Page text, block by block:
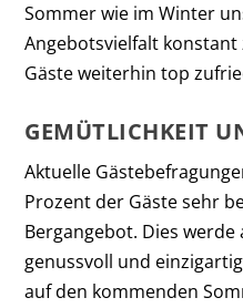
Sommer wie im Winter
Angebotsvielfalt
Gäste weiterhin top
GEMÜTLICHKEIT
Aktuelle
Prozent der Gäste sehr
Bergangebot. Dies
genussvoll und
auf den kommenden